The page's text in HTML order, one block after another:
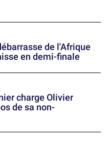
de l'Afrique
en demi-finale
charge Olivier
de sa non-